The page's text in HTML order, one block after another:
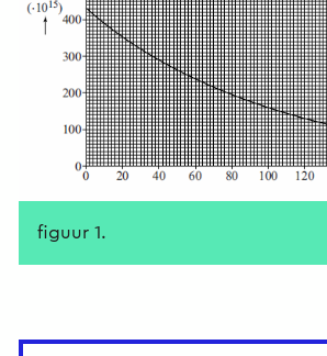
figuur 1.